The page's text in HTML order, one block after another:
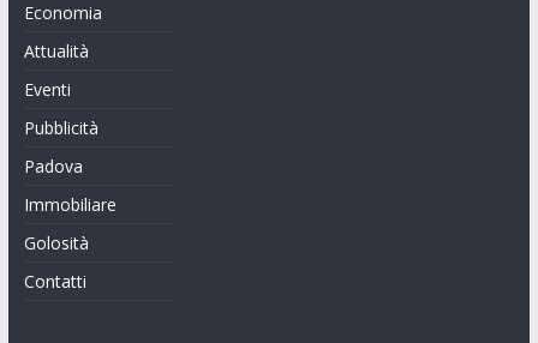
Economia
Attualità
Eventi
Pubblicità
Padova
Immobiliare
Golosità
Contatti